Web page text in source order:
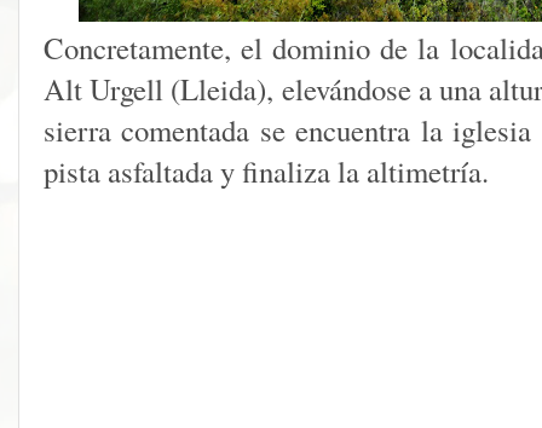
Concretamente, el dominio de la
Alt Urgell (Lleida), elevándose a una
sierra comentada se encuentra la
pista asfaltada y finaliza la altimetría.